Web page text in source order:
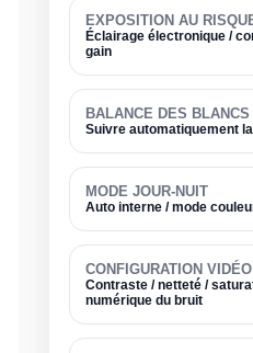
EXPOSITION AU
Éclairage électronique /
gain
BALANCE DES BLANCS
Suivre automatiquement
MODE JOUR-NUIT
Auto interne / mode
CONFIGURATION VIDÉO
Contraste / netteté /
numérique du bruit